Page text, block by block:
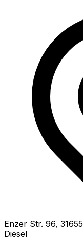
Enzer Str. 96, 31655
Diesel